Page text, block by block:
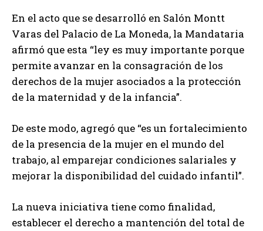
En el acto que se desarrolló en Salón Montt
Varas del Palacio de La Moneda, la Mandataria
afirmó que esta “ley es muy importante porque
permite avanzar en la consagración de los
derechos de la mujer asociados a la protección
de la maternidad y de la infancia”.
De este modo, agregó que “es un fortalecimiento
de la presencia de la mujer en el mundo del
trabajo, al emparejar condiciones salariales y
mejorar la disponibilidad del cuidado infantil”.
La nueva iniciativa tiene como finalidad,
establecer el derecho a mantención del total de